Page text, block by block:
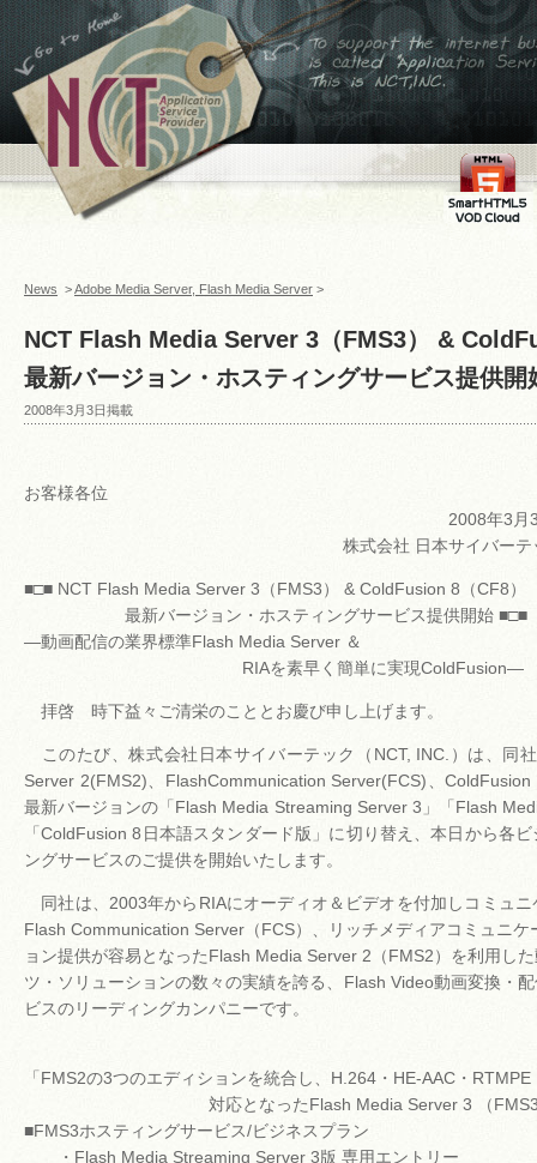
←ホームへ
To support the internet
business,is called
Application Service
Provider This is
NCT,INC.
VOD Cloud
News >Adobe Media Server, Flash Media Server >
NCT Flash Media Server 3（FMS3） &
最新バージョン・ホスティングサービス提供開
2008年3月3日掲載
お客様各位
2008年3月3
株式会社 日本サイバーテッ
■□■ NCT Flash Media Server 3（FMS3） & ColdFusion 8（CF8）
最新バージョン・ホスティングサービス提供開始 ■□■
―動画配信の業界標準Flash Media Server ＆
RIAを素早く簡単に実現ColdFusion―
拝啓 時下益々ご清栄のこととお慶び申し上げます。
このたび、株式会社日本サイバーテック（NCT, INC.）は、同
Server 2(FMS2)、FlashCommunication Server(FCS)、
最新バージョンの「Flash Media Streaming Server 3」「Flash
「ColdFusion 8日本語スタンダード版」に切り替え、本日から各
ングサービスのご提供を開始いたします。
同社は、2003年からRIAにオーディオ＆ビデオを付加しコミュ
Flash Communication Server（FCS）、リッチメディアコミュニケ
ョン提供が容易となったFlash Media Server 2（FMS2）を利用し
ツ・ソリューションの数々の実績を誇る、Flash Video動画変換・
ビスのリーディングカンパニーです。
「FMS2の3つのエディションを統合し、H.264・HE-AAC・RTMPE
対応となったFlash Media Server 3 （FMS3
■FMS3ホスティングサービス/ビジネスプラン
・Flash Media Streaming Server 3版 専用エントリー